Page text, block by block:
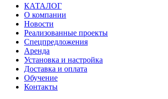
КАТАЛОГ
О компании
Новости
Реализованные проекты
Спецпредложения
Аренда
Установка и настройка
Доставка и оплата
Обучение
Контакты